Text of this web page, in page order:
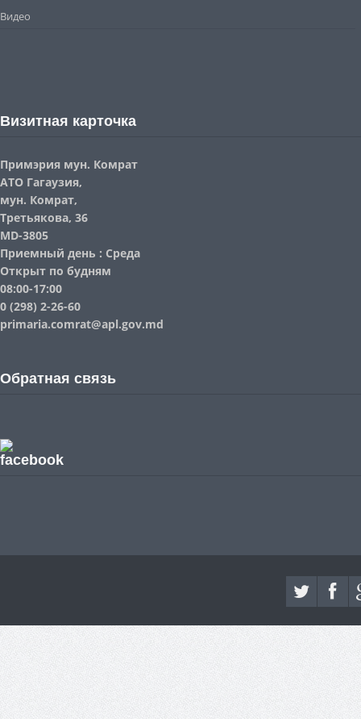
Видео
Визитная карточка
Примэрия мун. Комрат
АТО Гагаузия,
мун. Комрат,
Третьякова, 36
MD-3805
Приемный день : Среда
Открыт по будням
08:00-17:00
0 (298) 2-26-60
primaria.comrat@apl.gov.md
Обратная связь
facebook